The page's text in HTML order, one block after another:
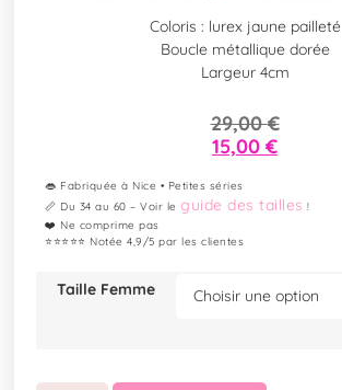
Coloris : lurex jaune pailleté
Boucle métallique dorée
Largeur 4cm
29,00€
15,00 €
👄 Fabriquée à Nice • Petites séries
📏 Du 34 au 60 – Voir leguide des tailles !
❤️ Ne comprime pas
⭐⭐⭐⭐⭐ Notée 4,9/5 par les clientes
Taille Femme